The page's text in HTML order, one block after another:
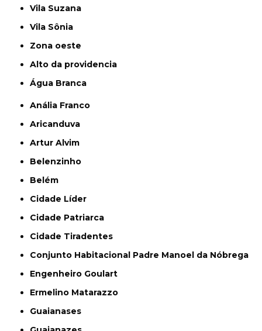
Vila Suzana
Vila Sônia
Zona oeste
alto da providencia
Água Branca
Anália Franco
Aricanduva
Artur Alvim
Belenzinho
Belém
Cidade Líder
Cidade Patriarca
Cidade Tiradentes
Conjunto Habitacional Padre Manoel da Nóbrega
Engenheiro Goulart
Ermelino Matarazzo
Guaianases